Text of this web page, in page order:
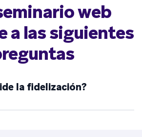
web
a las siguientes
la fidelización?